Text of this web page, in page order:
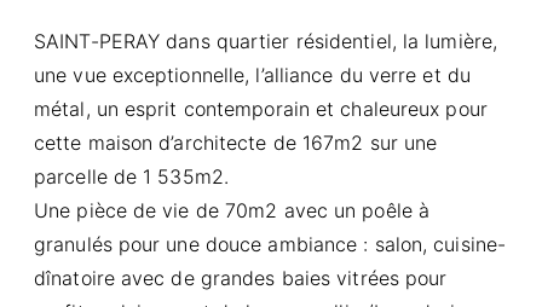
SAINT-PERAY dans quartier résidentiel, la lumière,
une vue exceptionnelle, l’alliance du verre et du
métal, un esprit contemporain et chaleureux pour
cette maison d’architecte de 167m2 sur une
parcelle de 1 535m2.
Une pièce de vie de 70m2 avec un poêle à
granulés pour une douce ambiance : salon, cuisine-
dînatoire avec de grandes baies vitrées pour